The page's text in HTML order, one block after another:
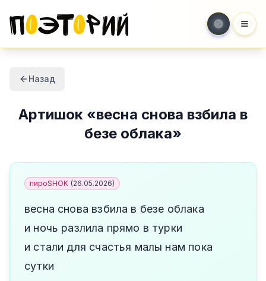
Назад
Артишок «весна снова взбила в
безе облака»
пироSHOK (26.05.2026)
весна снова взбила в безе облака
и ночь разлила прямо в турки
и стали для счастья малы нам пока
сутки